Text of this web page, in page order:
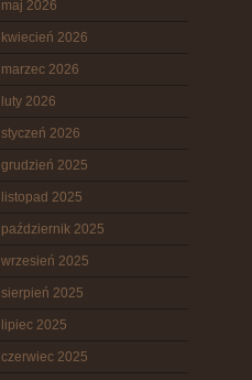
maj 2026
kwiecień 2026
marzec 2026
luty 2026
styczeń 2026
grudzień 2025
listopad 2025
październik 2025
wrzesień 2025
sierpień 2025
lipiec 2025
czerwiec 2025